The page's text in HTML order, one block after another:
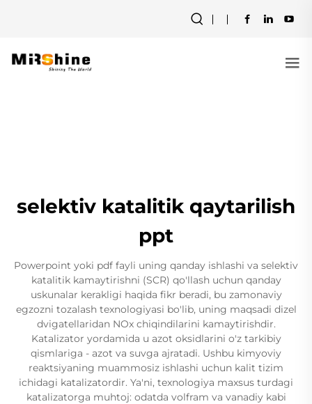
selektiv katalitik qaytarilish
ppt
Powerpoint yoki pdf fayli uning qanday ishlashi va selektiv
katalitik kamaytirishni (SCR) qo'llash uchun qanday
uskunalar kerakligi haqida fikr beradi, bu zamonaviy
egzozni tozalash texnologiyasi bo'lib, uning maqsadi dizel
dvigatellaridan NOx chiqindilarini kamaytirishdir.
Katalizator yordamida u azot oksidlarini o'z tarkibiy
qismlariga - azot va suvga ajratadi. Ushbu kimyoviy
reaktsiyaning muammosiz ishlashi uchun kalit tizim
ichidagi katalizatordir. Ya'ni, texnologiya maxsus turdagi
katalizatorga muhtoj: odatda volfram va vanadiy kabi